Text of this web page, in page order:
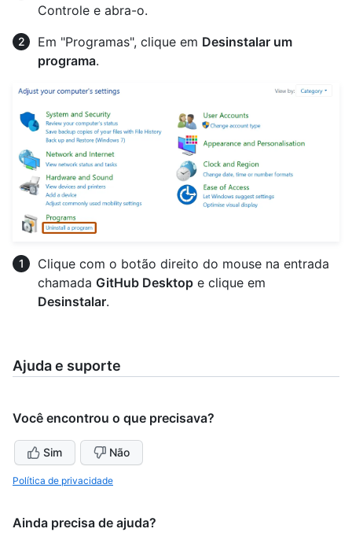
Controle e abra-o.
Em "Programas", clique em Desinstalar um
programa.
Clique com o botão direito do mouse na entrada
chamada GitHub Desktop e clique em
Desinstalar.
Ajuda e suporte
Você encontrou o que precisava?
Sim Não
Política de privacidade
Ainda precisa de ajuda?